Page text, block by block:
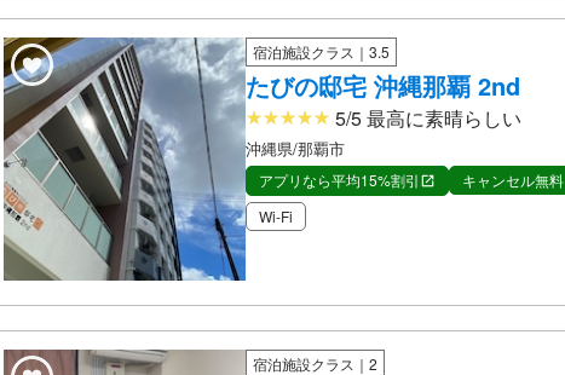
宿泊施設クラス｜3.5
たびの邸宅 沖縄那覇 2nd
5/5 最高に素晴らしい
沖縄県/那覇市
アプリなら平均15%割引
キャンセル無料
Wi-Fi
宿泊施設クラス｜2